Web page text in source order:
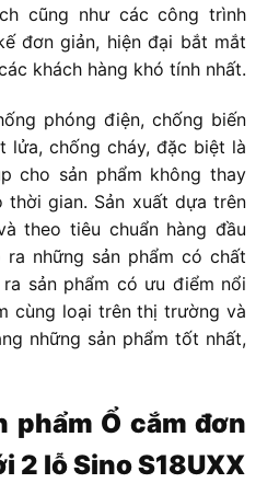
cũng như các công trình
đơn giản, hiện đại bắt mắt
khách hàng khó tính nhất.
phóng điện, chống biến
lửa, chống cháy, đặc biệt là
cho sản phẩm không thay
gian. Sản xuất dựa trên
theo tiêu chuẩn hàng đầu
những sản phẩm có chất
sản phẩm có ưu điểm nổi
cùng loại trên thị trường và
những sản phẩm tốt nhất,
phẩm Ổ cắm đơn
2 lỗ Sino S18UXX